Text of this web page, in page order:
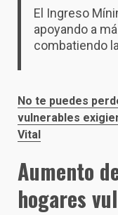
El Ingreso
apoyando a
combatiendo
No te puedes
vulnerables
Vital
Aumento
hogares